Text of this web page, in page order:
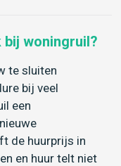
bij woningruil?
te sluiten
bij veel
een
de huurprijs in
en huur telt niet